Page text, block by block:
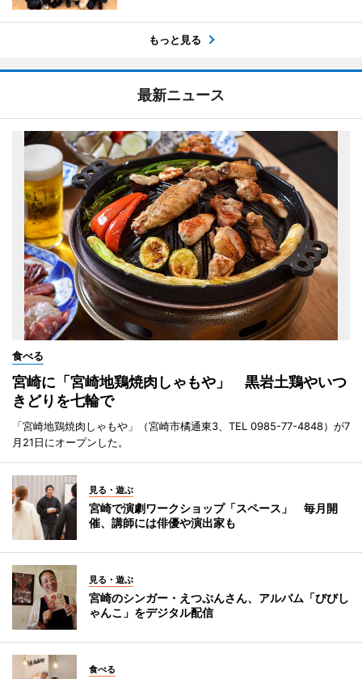
もっと見る
最新ニュース
食べる
宮崎に「宮崎地鶏焼肉しゃもや」 黒岩土鶏やいつ
きどりを七輪で
「宮崎地鶏焼肉しゃもや」（宮崎市橘通東3、TEL 0985-77-4848）が7
月21日にオープンした。
見る・遊ぶ
宮崎で演劇ワークショップ「スペース」 毎月開
催、講師には俳優や演出家も
見る・遊ぶ
宮崎のシンガー・えつぷんさん、アルバム「びびし
ゃんこ」をデジタル配信
食べる